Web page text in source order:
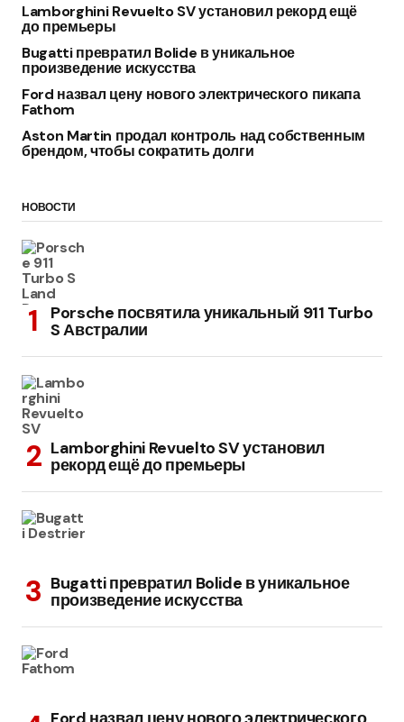
Lamborghini Revuelto SV установил рекорд ещё
до премьеры
Bugatti превратил Bolide в уникальное
произведение искусства
Ford назвал цену нового электрического пикапа
Fathom
Aston Martin продал контроль над собственным
брендом, чтобы сократить долги
НОВОСТИ
Porsche посвятила уникальный 911 Turbo
S Австралии
Lamborghini Revuelto SV установил
рекорд ещё до премьеры
Bugatti превратил Bolide в уникальное
произведение искусства